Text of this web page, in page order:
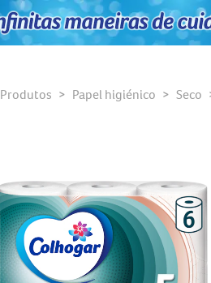
Produtos Papel higiénico Seco